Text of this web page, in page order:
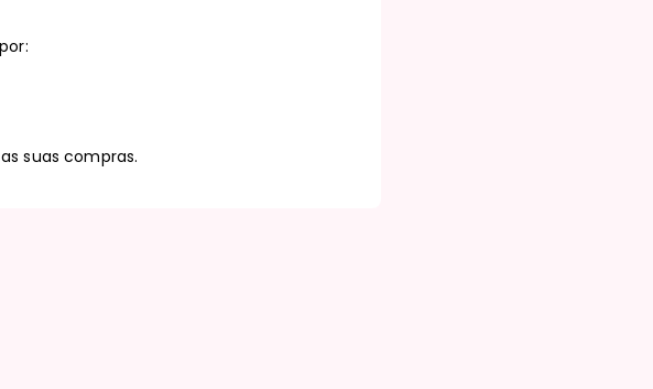
suas compras.